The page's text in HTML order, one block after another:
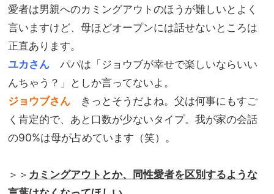
愛者は男親へのカミングアウトのほうが難しいとよく
言いますけど、母ほどオープンには話せないところは
正直あります。
ユカさん パパは「ジョウブが幸せで楽しいならいい
んちゃう？」としか言ってないよ。
ジョウブさん きっとそうだよね。父は何事にもすご
く肯定的で、あと口数が少ないタイプ。我が家の会話
の90%は母が占めています（笑）。
＞＞ カミングアウトとか、同性愛者を区別するような